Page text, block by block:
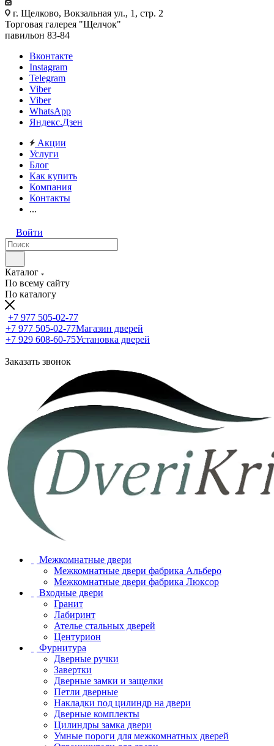
г. Щелково, Вокзальная ул., 1, стр. 2
Торговая галерея "Щелчок"
павильон 83-84
Вконтакте
Instagram
Telegram
Viber
Viber
WhatsApp
Яндекс.Дзен
Акции
Услуги
Блог
Как купить
Компания
Контакты
...
Войти
Каталог
По всему сайту
По каталогу
+7 977 505-02-77
+7 977 505-02-77Магазин дверей
+7 929 608-60-75Установка дверей
Заказать звонок
Межкомнатные двери
Межкомнатные двери фабрика Альберо
Межкомнатные двери фабрика Люксор
Входные двери
Гранит
Лабиринт
Ателье стальных дверей
Центурион
Фурнитура
Дверные ручки
Завертки
Дверные замки и защелки
Петли дверные
Накладки под цилиндр на двери
Дверные комплекты
Цилиндры замка двери
Умные пороги для межкомнатных дверей